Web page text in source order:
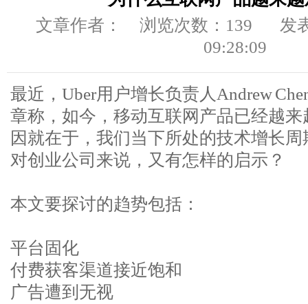
文章作者： 浏览次数： 139
发
09:28:09
最近，Uber用户增长负责人Andrew
章称，如今，移动互联网产品已经越
因就在于，我们当下所处的技术增长
对创业公司来说，又有怎样的启示？
本文要探讨的趋势包括：
平台固化
付费获客渠道接近饱和
广告遭到无视